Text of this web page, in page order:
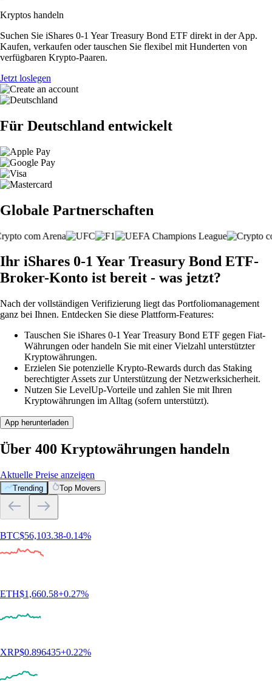
Kryptos handeln
Suchen Sie iShares 0-1 Year Treasury Bond ETF direkt in der App.
Kaufen, verkaufen oder tauschen Sie flexibel mit Hunderten von
verfügbaren Krypto-Paaren.
Jetzt loslegen
Für Deutschland entwickelt
Globale Partnerschaften
Ihr iShares 0-1 Year Treasury Bond ETF-
Broker-Konto ist bereit - was jetzt?
Nach der vollständigen Verifizierung liegt das Portfoliomanagement
ganz bei Ihnen. Entdecken Sie diese Plattform-Features:
Tauschen Sie iShares 0-1 Year Treasury Bond ETF gegen Fiat-
Währungen oder handeln Sie mit einer Vielzahl unterstützter
Kryptowährungen.
Erzielen Sie potenzielle Krypto-Rewards durch das Staking
berechtigter Assets zur Unterstützung der Netzwerksicherheit.
Nutzen Sie LevelUp-Vorteile und zahlen Sie mit Ihren
Kryptowährungen im Alltag (sofern unterstützt).
App herunterladen
Über 400 Kryptowährungen handeln
Aktuelle Preise anzeigen
Trending Top Movers
BTC$56,103.38-0.14%
ETH$1,660.58+0.27%
XRP$0.896435+0.22%